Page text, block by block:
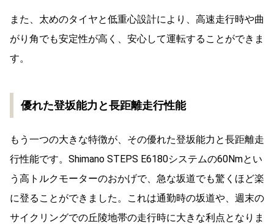
また、太めのタイヤと低重心設計により、高速走行時や曲
がり角でも安定性が高く、安心して運転することができま
す。
優れた登坂能力と長距離走行性能
もう一つの大きな特徴が、その優れた登坂能力と長距離走
行性能です。Shimano STEPS E6180システムの60Nmとい
う高トルクモーターのおかげで、急な坂道でも驚くほど楽
に登ることができました。
これは通勤時の坂道や、週末の
サイクリングでの丘陵地帯の走行時に大きな利点となりま